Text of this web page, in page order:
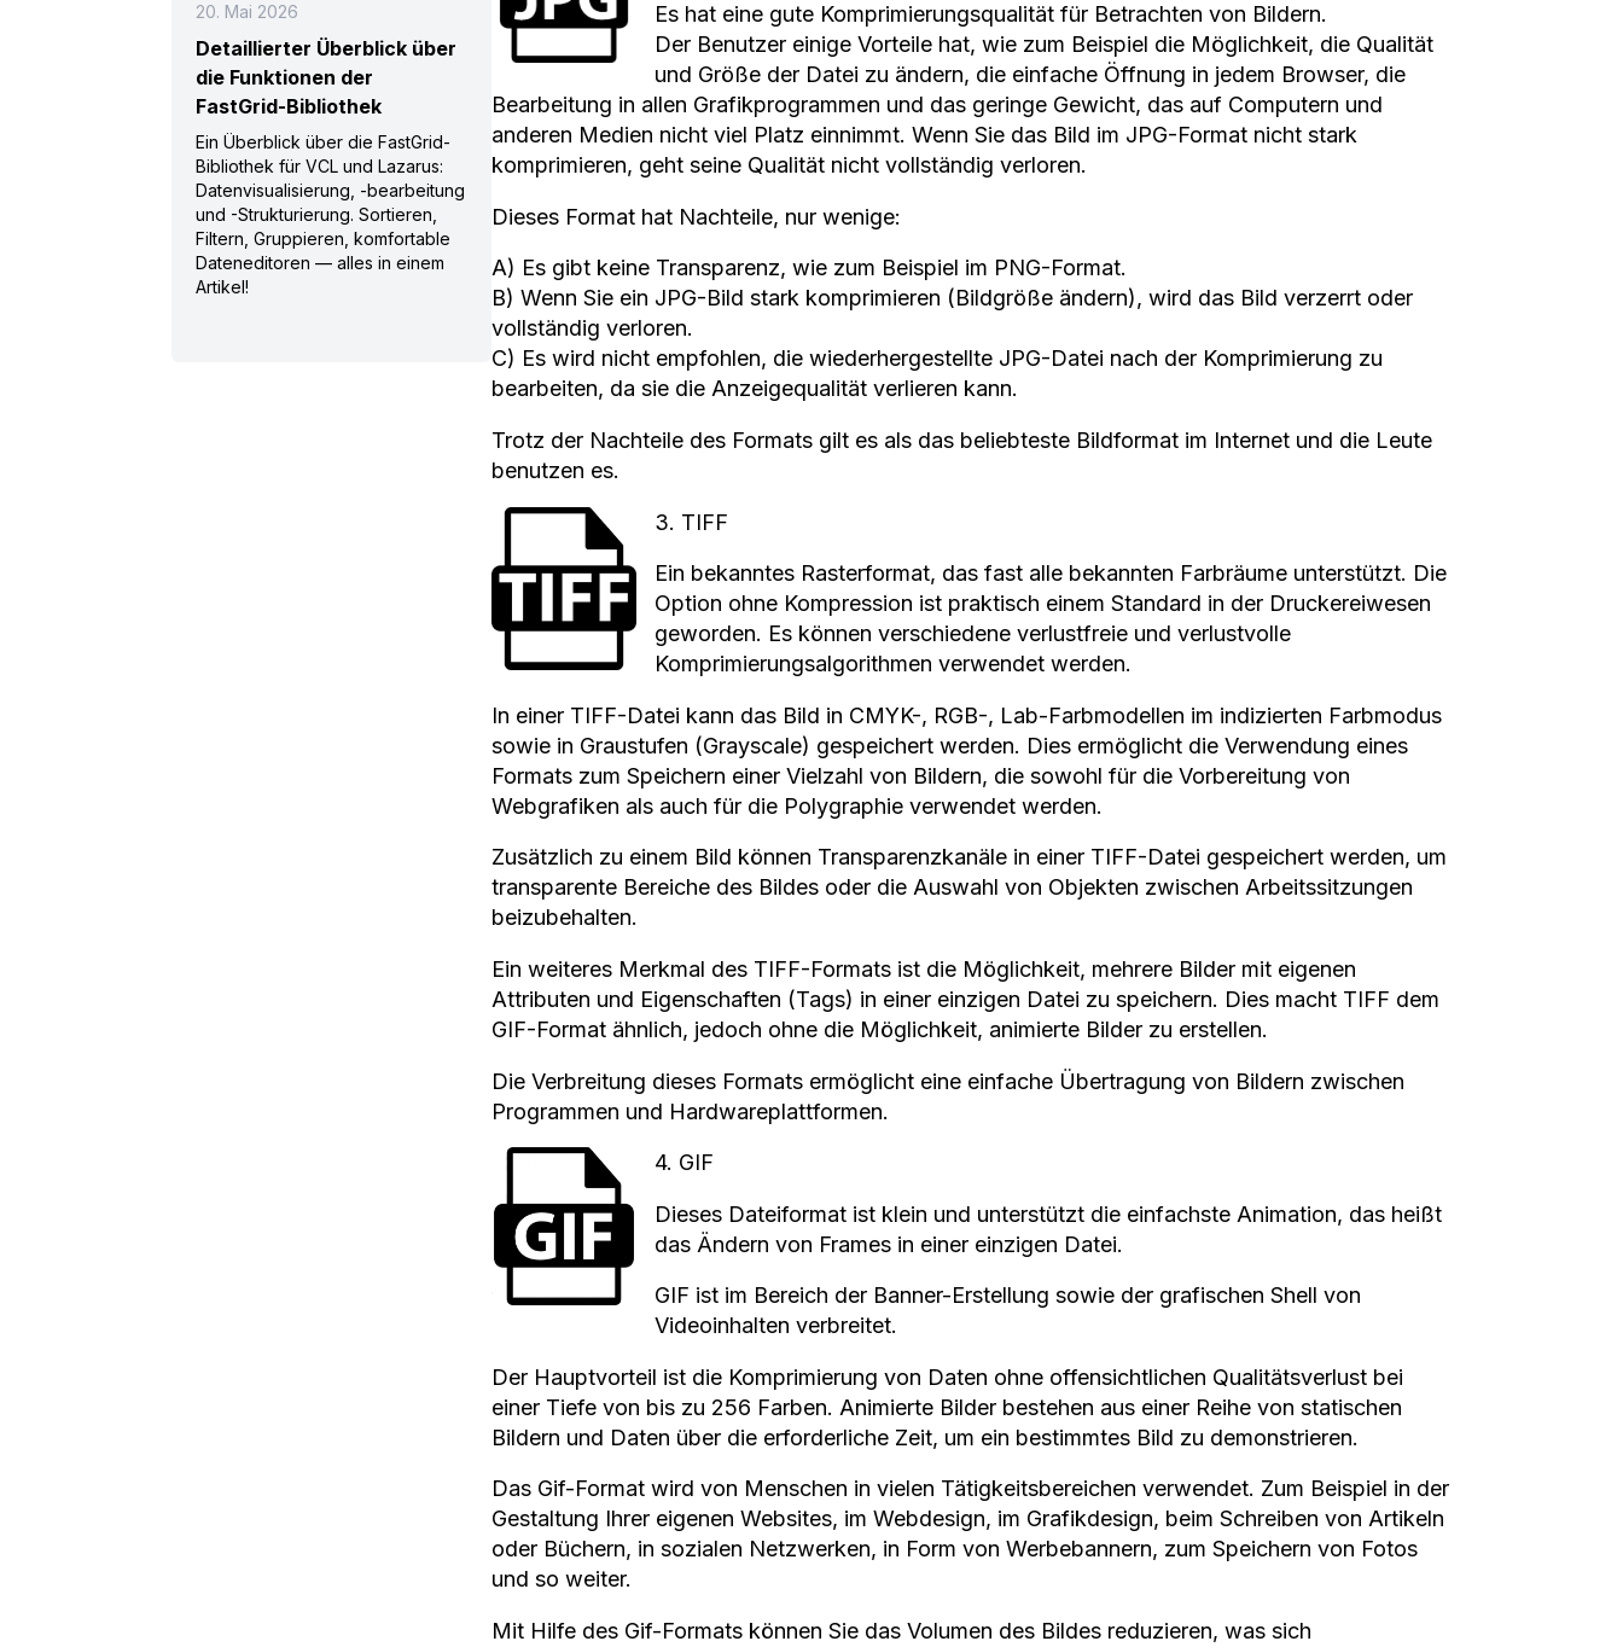
Es hat eine gute Komprimierungsqualität für Betrachten von Bildern.
Der Benutzer einige Vorteile hat, wie zum Beispiel die Möglichkeit, die Qualität
und Größe der Datei zu ändern, die einfache Öffnung in jedem Browser, die
Bearbeitung in allen Grafikprogrammen und das geringe Gewicht, das auf Computern und
anderen Medien nicht viel Platz einnimmt. Wenn Sie das Bild im JPG-Format nicht stark
komprimieren, geht seine Qualität nicht vollständig verloren.
Dieses Format hat Nachteile, nur wenige:
A) Es gibt keine Transparenz, wie zum Beispiel im PNG-Format.
B) Wenn Sie ein JPG-Bild stark komprimieren (Bildgröße ändern), wird das Bild verzerrt oder
vollständig verloren.
C) Es wird nicht empfohlen, die wiederhergestellte JPG-Datei nach der Komprimierung zu
bearbeiten, da sie die Anzeigequalität verlieren kann.
Trotz der Nachteile des Formats gilt es als das beliebteste Bildformat im Internet und die Leute
benutzen es.
3. TIFF
Ein bekanntes Rasterformat, das fast alle bekannten Farbräume unterstützt. Die
Option ohne Kompression ist praktisch einem Standard in der Druckereiwesen
geworden. Es können verschiedene verlustfreie und verlustvolle
Komprimierungsalgorithmen verwendet werden.
In einer TIFF-Datei kann das Bild in CMYK-, RGB-, Lab-Farbmodellen im indizierten Farbmodus
sowie in Graustufen (Grayscale) gespeichert werden. Dies ermöglicht die Verwendung eines
Formats zum Speichern einer Vielzahl von Bildern, die sowohl für die Vorbereitung von
Webgrafiken als auch für die Polygraphie verwendet werden.
Zusätzlich zu einem Bild können Transparenzkanäle in einer TIFF-Datei gespeichert werden, um
transparente Bereiche des Bildes oder die Auswahl von Objekten zwischen Arbeitssitzungen
beizubehalten.
Ein weiteres Merkmal des TIFF-Formats ist die Möglichkeit, mehrere Bilder mit eigenen
Attributen und Eigenschaften (Tags) in einer einzigen Datei zu speichern. Dies macht TIFF dem
GIF-Format ähnlich, jedoch ohne die Möglichkeit, animierte Bilder zu erstellen.
Die Verbreitung dieses Formats ermöglicht eine einfache Übertragung von Bildern zwischen
Programmen und Hardwareplattformen.
4. GIF
Dieses Dateiformat ist klein und unterstützt die einfachste Animation, das heißt
das Ändern von Frames in einer einzigen Datei.
GIF ist im Bereich der Banner-Erstellung sowie der grafischen Shell von
Videoinhalten verbreitet.
Der Hauptvorteil ist die Komprimierung von Daten ohne offensichtlichen Qualitätsverlust bei
einer Tiefe von bis zu 256 Farben. Animierte Bilder bestehen aus einer Reihe von statischen
Bildern und Daten über die erforderliche Zeit, um ein bestimmtes Bild zu demonstrieren.
Das Gif-Format wird von Menschen in vielen Tätigkeitsbereichen verwendet. Zum Beispiel in der
Gestaltung Ihrer eigenen Websites, im Webdesign, im Grafikdesign, beim Schreiben von Artikeln
oder Büchern, in sozialen Netzwerken, in Form von Werbebannern, zum Speichern von Fotos
und so weiter.
Mit Hilfe des Gif-Formats können Sie das Volumen des Bildes reduzieren, was sich
20. Mai 2026
Detaillierter Überblick über
die Funktionen der
FastGrid-Bibliothek
Ein Überblick über die FastGrid-
Bibliothek für VCL und Lazarus:
Datenvisualisierung, -bearbeitung
und -Strukturierung. Sortieren,
Filtern, Gruppieren, komfortable
Dateneditoren — alles in einem
Artikel!